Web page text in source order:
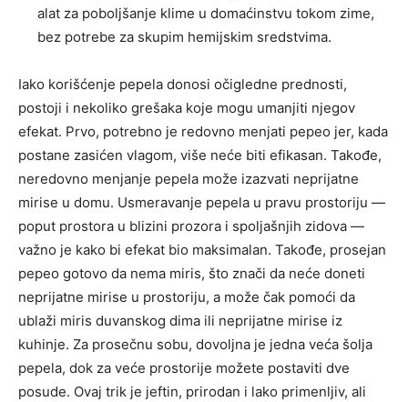
alat za poboljšanje klime u domaćinstvu tokom zime,
bez potrebe za skupim hemijskim sredstvima.
Iako korišćenje pepela donosi očigledne prednosti,
postoji i nekoliko grešaka koje mogu umanjiti njegov
efekat. Prvo, potrebno je redovno menjati pepeo jer, kada
postane zasićen vlagom, više neće biti efikasan. Takođe,
neredovno menjanje pepela može izazvati neprijatne
mirise u domu. Usmeravanje pepela u pravu prostoriju —
poput prostora u blizini prozora i spoljašnjih zidova —
važno je kako bi efekat bio maksimalan. Takođe, prosejan
pepeo gotovo da nema miris, što znači da neće doneti
neprijatne mirise u prostoriju, a može čak pomoći da
ublaži miris duvanskog dima ili neprijatne mirise iz
kuhinje. Za prosečnu sobu, dovoljna je jedna veća šolja
pepela, dok za veće prostorije možete postaviti dve
posude. Ovaj trik je jeftin, prirodan i lako primenljiv, ali